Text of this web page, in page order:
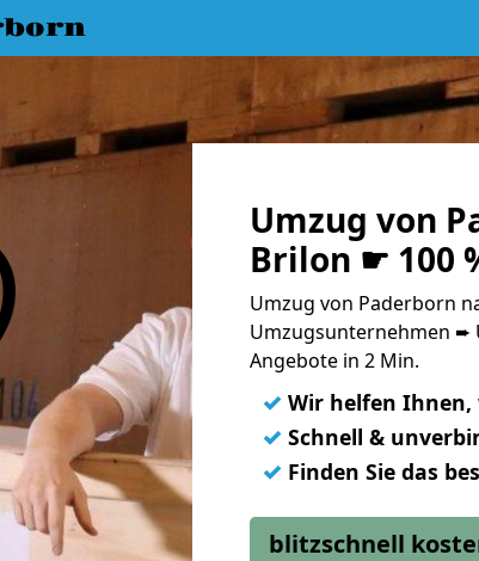
Umzug von
Brilon ☛ 100
Umzug von Paderborn
Umzugsunternehmen ➨
Angebote in 2 Min.
✓ Wir helfen Ihnen,
✓ Schnell &
✓ Finden Sie das
blitzschnell